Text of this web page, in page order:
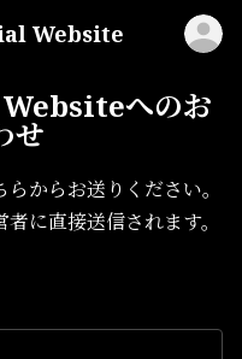
Website
へのお
せ
からお送りください。
に直接送信されます。